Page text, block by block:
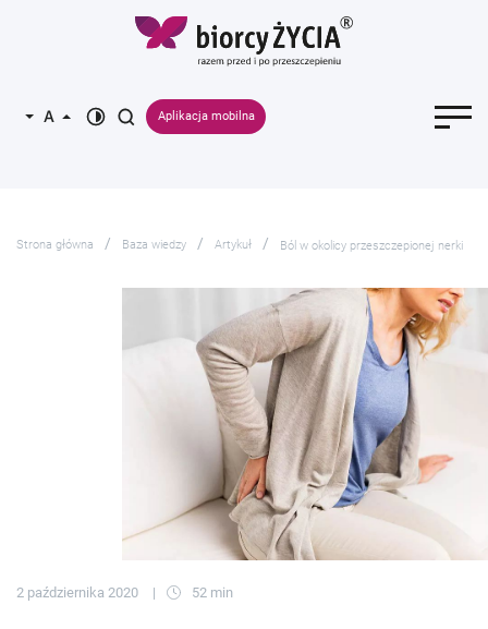
Aplikacja mobilna
Strona główna Baza wiedzy Artykuł Ból w okolicy przeszczepionej nerki
2 października 2020 52 min